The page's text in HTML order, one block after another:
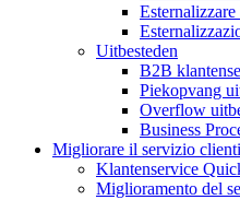
Uitbesteden
B2B
Piekopvang
Overflow
Business
Migliorare il servizio clienti
Klantenservice
Miglioramento del